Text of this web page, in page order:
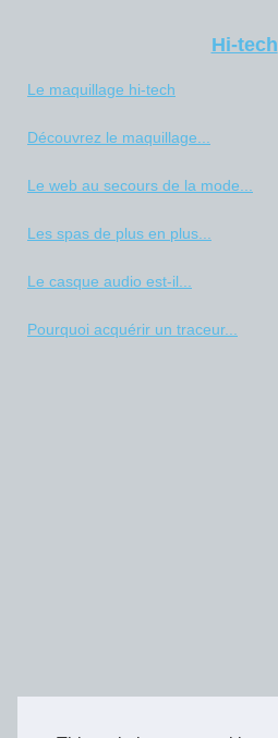
Hi-tech
Le maquillage hi-tech
Découvrez le maquillage...
Le web au secours de la mode...
Les spas de plus en plus...
Le casque audio est-il...
Pourquoi acquérir un traceur...